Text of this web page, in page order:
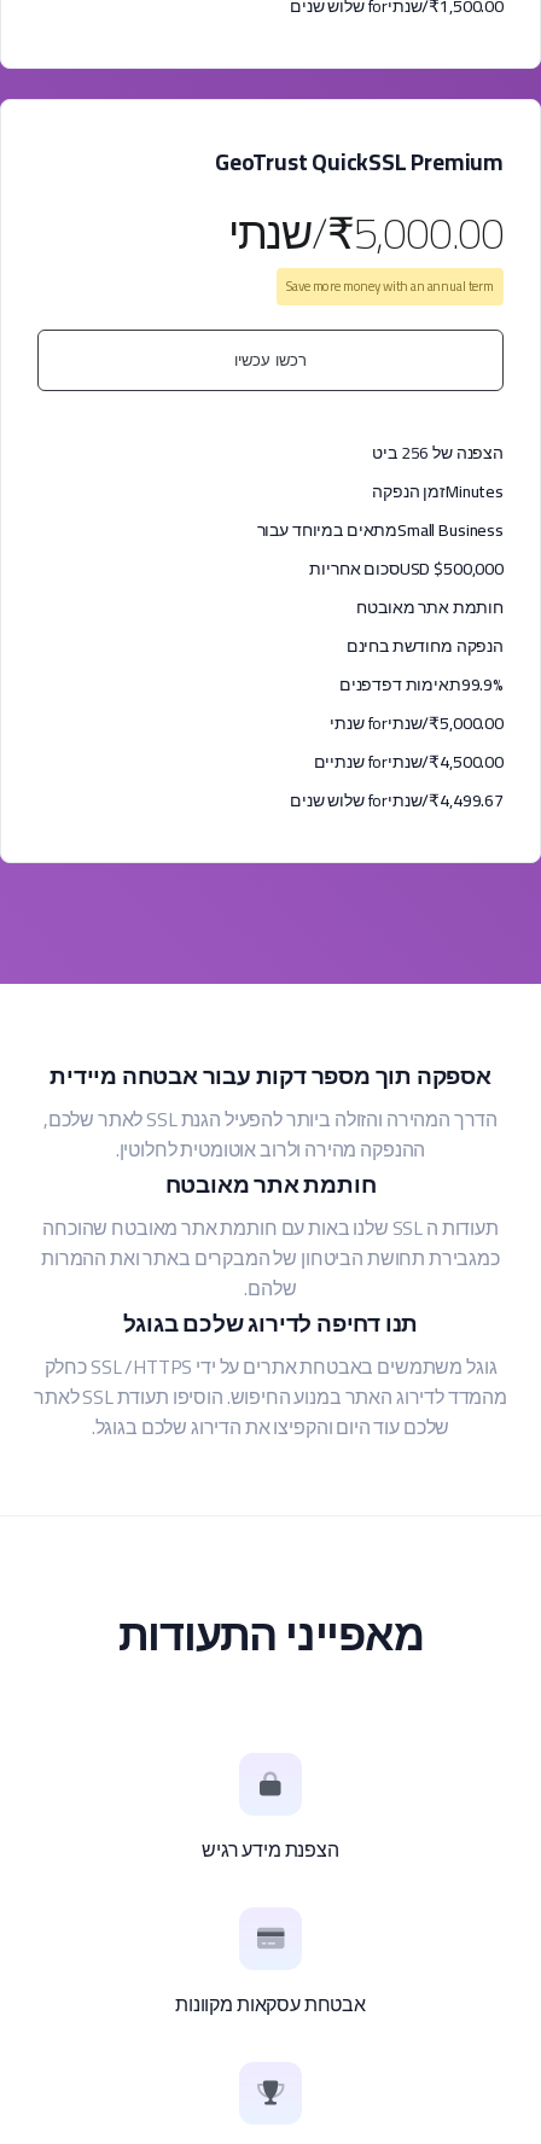
GeoTrust QuickSSL Premium
₹5,000.00/שנתי
Save more money with an annual term
רכשו עכשיו
הצפנה של 256 ביט
Minutesזמן הנפקה
Small Businessמתאים במיוחד עבור
USD $500,000סכום אחריות
חותמת אתר מאובטח
הנפקה מחודשת בחינם
99.9%תאימות דפדפנים
₹5,000.00/שנתי
for שנתי
₹4,500.00/שנתי
for שנתיים
₹4,499.67/שנתי
for שלוש שנים
אספקה תוך מספר דקות עבור אבטחה מיידית
הדרך המהירה והזולה ביותר להפעיל הגנת SSL לאתר שלכם,
ההנפקה מהירה ולרוב אוטומטית לחלוטין.
חותמת אתר מאובטח
תעודות ה SSL שלנו באות עם חותמת אתר מאובטח שהוכחה
כמגבירת תחושת הביטחון של המבקרים באתר ואת ההמרות
שלהם.
תנו דחיפה לדירוג שלכם בגוגל
גוגל משתמשים באבטחת אתרים על ידי SSL /HTTPS כחלק
מהמדד לדירוג האתר במנוע החיפוש. הוסיפו תעודת SSL לאתר
שלכם עוד היום והקפיצו את הדירוג שלכם בגוגל.
מאפייני התעודות
הצפנת מידע רגיש
אבטחת עסקאות מקוונות